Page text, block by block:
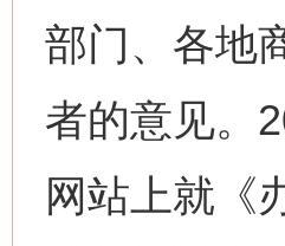
部门、各地
者的意见。
网站上就《